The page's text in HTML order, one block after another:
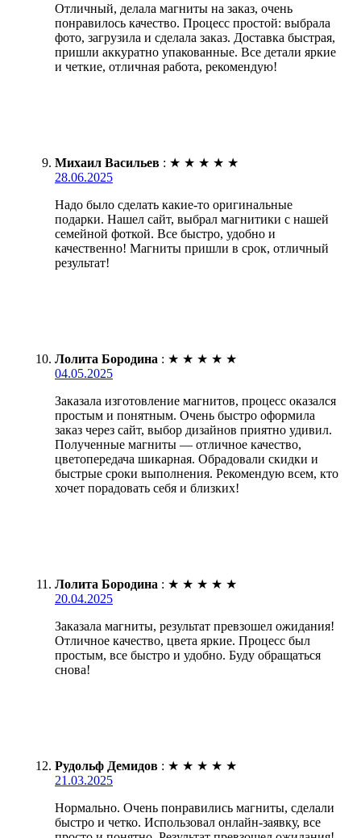
Отличный, делала магниты на заказ, очень
понравилось качество. Процесс простой: выбрала
фото, загрузила и сделала заказ. Доставка быстрая,
пришли аккуратно упакованные. Все детали яркие
и четкие, отличная работа, рекомендую!
Михаил Васильев : ★ ★ ★ ★ ★
28.06.2025
Надо было сделать какие-то оригинальные
подарки. Нашел сайт, выбрал магнитики с нашей
семейной фоткой. Все быстро, удобно и
качественно! Магниты пришли в срок, отличный
результат!
Лолита Бородина : ★ ★ ★ ★ ★
04.05.2025
Заказала изготовление магнитов, процесс оказался
простым и понятным. Очень быстро оформила
заказ через сайт, выбор дизайнов приятно удивил.
Полученные магниты — отличное качество,
цветопередача шикарная. Обрадовали скидки и
быстрые сроки выполнения. Рекомендую всем, кто
хочет порадовать себя и близких!
Лолита Бородина : ★ ★ ★ ★ ★
20.04.2025
Заказала магниты, результат превзошел ожидания!
Отличное качество, цвета яркие. Процесс был
простым, все быстро и удобно. Буду обращаться
снова!
Рудольф Демидов : ★ ★ ★ ★ ★
21.03.2025
Нормально. Очень понравились магниты, сделали
быстро и четко. Использовал онлайн-заявку, все